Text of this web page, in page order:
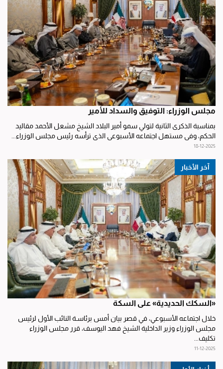
مجلس الوزراء: التوفيق والسداد للأمير
بمناسبة الذكرى الثانية لتولي سمو أمير البلاد الشيخ مشعل الأحمد مقاليد
الحكم، وفي مستهل اجتماعه الأسبوعي الذي ترأسه رئيس مجلس الوزراء...
18-12-2025
آخر الأخبار
«السكك الحديدية» على السكة
خلال اجتماعه الأسبوعي، في قصر بيان أمس برئاسـة النائب الأول لرئيس
مجلس الوزراء وزير الداخلية الشيخ فهد اليوسف، قرر مجلس الوزراء
تكليف...
11-12-2025